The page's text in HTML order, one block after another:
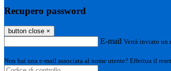
Recupero password
button close ×
E-mail Verrà inviato un
Non hai una e-mail associata al nome utente? Effettua il